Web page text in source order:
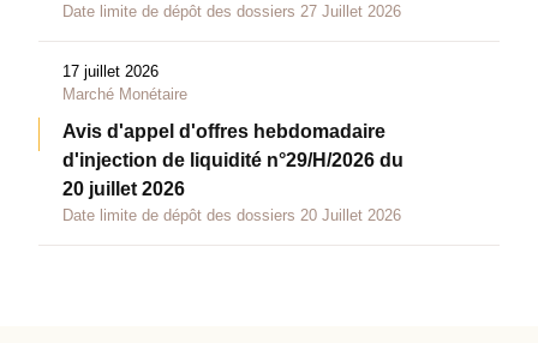
Date limite de dépôt des dossiers 27 Juillet 2026
17 juillet 2026
Marché Monétaire
Avis d'appel d'offres hebdomadaire
d'injection de liquidité n°29/H/2026 du
20 juillet 2026
Date limite de dépôt des dossiers 20 Juillet 2026